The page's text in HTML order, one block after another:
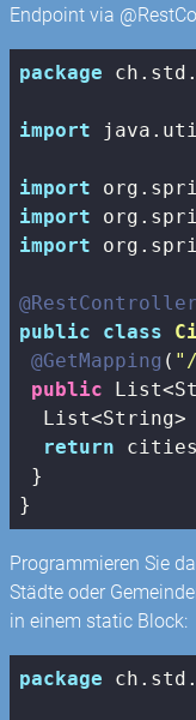
Endpoint via
package
import
import
import
import
@RestController
public
class
@GetMapping (
public
List<String>
return
}
}
Programmieren Sie
Städte oder
in einem static Block:
package